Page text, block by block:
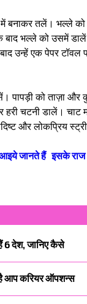
बनाकर तलें। भल्ले
बाद भल्ले को उसमें
उन्हें एक पेपर टॉवल
पापड़ी को ताज़ा और
हरी चटनी डालें।
और लोकप्रिय
जानते हैं इसके राज
6 देश, जानिए कैसे
आप करियर ऑपशन्स